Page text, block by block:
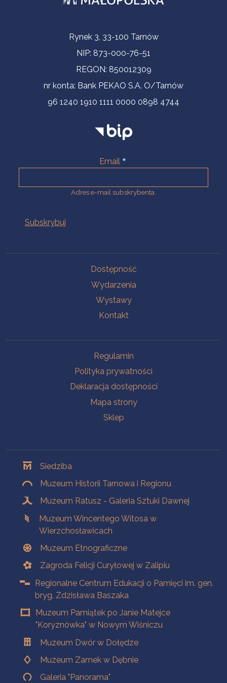
Informacje kontaktoweRynek 3, 33-100 Tarnów
NIP: 873-000-76-51
REGON: 850012309
nr konta: Bank PEKAO S.A. O/Tarnów
96 1240 1910 1111 0000 0898 4744
Email
Adres e-mail subskrybenta.
Dostępność
Wydarzenia
Wystawy
Kontakt
Regulamin
Polityka prywatności
Deklaracja dostępności
Mapa strony
Sklep
Siedziba
Muzeum Historii Tarnowa i Regionu
Muzeum Ratusz - Galeria Sztuki Dawnej
Muzeum Wincentego Witosa w
Wierzchosławicach
Muzeum Etnograficzne
Zagroda Felicji Curyłowej w Zalipiu
Regionalne Centrum Edukacji o Pamięci im. gen.
bryg. Zdzisława Baszaka
Muzeum Pamiątek po Janie Matejce
"Koryznówka" w Nowym Wiśniczu
Muzeum Dwór w Dołędze
Muzeum Zamek w Dębnie
Galeria "Panorama"